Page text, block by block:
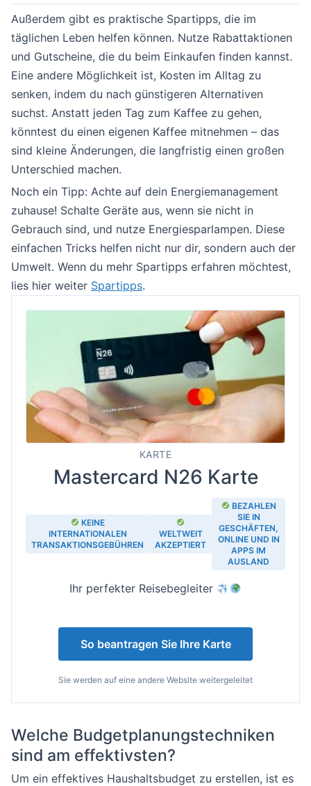
Außerdem gibt es praktische Spartipps, die im
täglichen Leben helfen können. Nutze Rabattaktionen
und Gutscheine, die du beim Einkaufen finden kannst.
Eine andere Möglichkeit ist, Kosten im Alltag zu
senken, indem du nach günstigeren Alternativen
suchst. Anstatt jeden Tag zum Kaffee zu gehen,
könntest du einen eigenen Kaffee mitnehmen – das
sind kleine Änderungen, die langfristig einen großen
Unterschied machen.
Noch ein Tipp: Achte auf dein Energiemanagement
zuhause! Schalte Geräte aus, wenn sie nicht in
Gebrauch sind, und nutze Energiesparlampen. Diese
einfachen Tricks helfen nicht nur dir, sondern auch der
Umwelt. Wenn du mehr Spartipps erfahren möchtest,
lies hier weiter Spartipps.
KARTE
Mastercard N26 Karte
KEINE
INTERNATIONALEN
TRANSAKTIONSGEBÜHREN
WELTWEIT
AKZEPTIERT
BEZAHLEN
SIE IN
GESCHÄFTEN,
ONLINE UND IN
APPS IM
AUSLAND
Ihr perfekter Reisebegleiter
So beantragen Sie Ihre Karte
Sie werden auf eine andere Website weitergeleitet
Welche Budgetplanungstechniken
sind am effektivsten?
Um ein effektives Haushaltsbudget zu erstellen, ist es